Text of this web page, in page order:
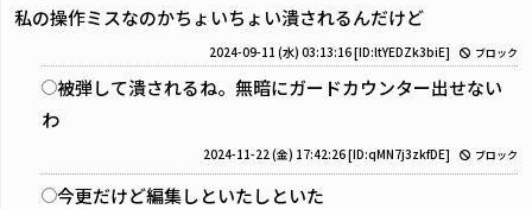
私の操作ミスなのかちょいちょい潰されるんだけど
2024-09-11 (水) 03:13:16[ID:ltYEDZk3biE] ブロック
被弾して潰されるね。無暗にガードカウンター出せない
わ
2024-11-22 (金) 17:42:26[ID:qMN7j3zkfDE] ブロック
今更だけど編集しといたしといた